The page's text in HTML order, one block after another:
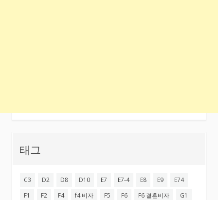
태그
C3 D2 D8 D10 E7 E7-4 E8 E9
E74
F1
F2 F4 f4 비자 F5 F6 F6 결혼비자
G1